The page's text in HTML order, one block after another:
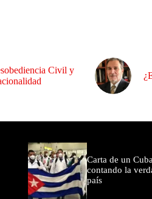
Civil y
Carta de un
contando la
país